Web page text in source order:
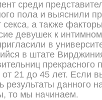
среди
пола и выяснили
секса, а также
девушек к
в
в штате
прекрасного
от 21 до 45 лет. Если
результаты данного
то мы начинаем.